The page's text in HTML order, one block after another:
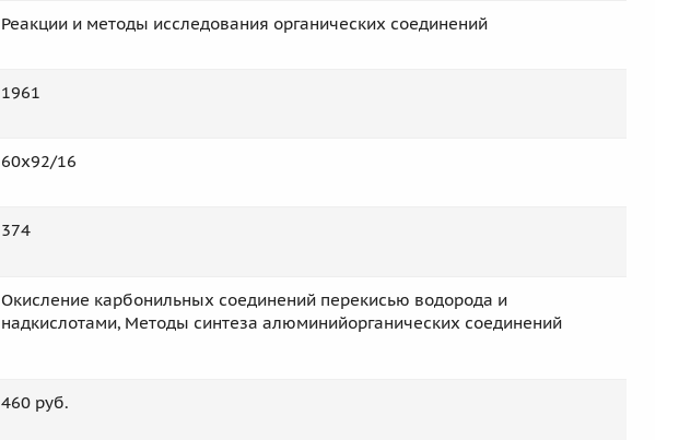
Реакции и методы исследования органических соединений
1961
60x92/16
374
Окисление карбонильных соединений перекисью водорода и
надкислотами, Методы синтеза алюминийорганических соединений
460 руб.